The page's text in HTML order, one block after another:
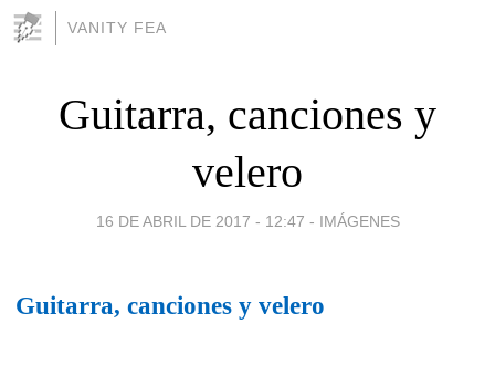
VANITY FEA
Guitarra, canciones y
velero
16 DE ABRIL DE 2017 - 12:47 - IMÁGENES
Guitarra, canciones y velero